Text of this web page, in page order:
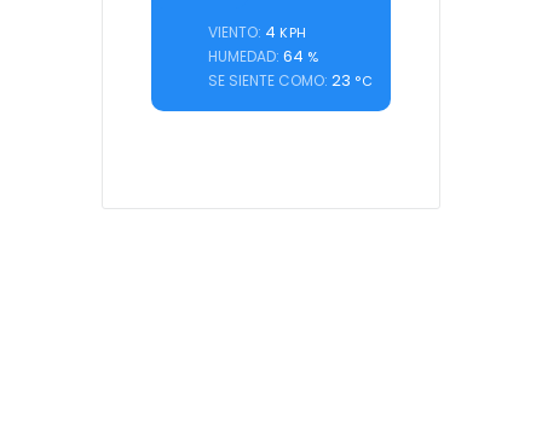
VIENTO: 4 KPH
HUMEDAD: 64 %
SE SIENTE COMO: 23 °C